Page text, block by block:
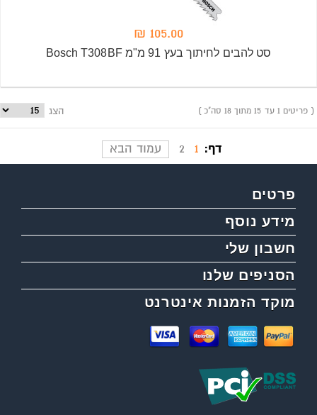
105.00 ₪
סט להבים לחיתוך בעץ 91 מ"מ Bosch T308BF
פריטים 1 עד 15 מתוך 18 סה"כ הצג
דף: 1
2 עמוד הבא
פרטים
מידע נוסף
חשבון שלי
הסניפים שלנו
מוקד הזמנות אינטרנט